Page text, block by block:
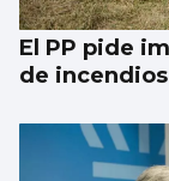
El PP pide
de incendios